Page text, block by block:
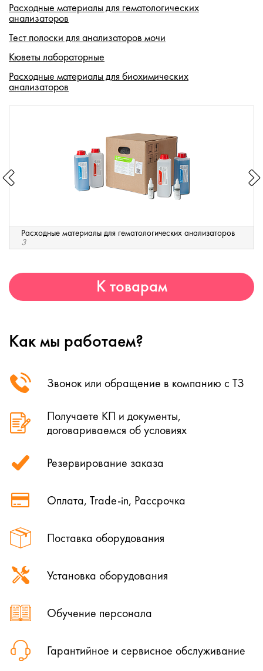
Расходные материалы для гематологических
анализаторов
Тест полоски для анализаторов мочи
Кюветы лабораторные
Расходные материалы для биохимических
анализаторов
Расходные материалы для гематологических анализаторов
3
К товарам
Как мы работаем?
Звонок или обращение в компанию с ТЗ
Поставка оборудования
Получаете КП и документы,
договариваемся об условиях
Установка оборудования
Резервирование заказа
Обучение персонала
Оплата, Trade-in, Рассрочка
Гарантийное и сервисное обслуживание